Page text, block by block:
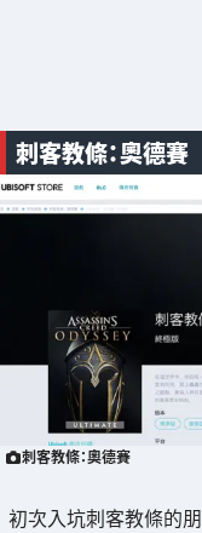
刺客教條：奧德賽
刺客教條：奧德賽
初次入坑刺客教條的